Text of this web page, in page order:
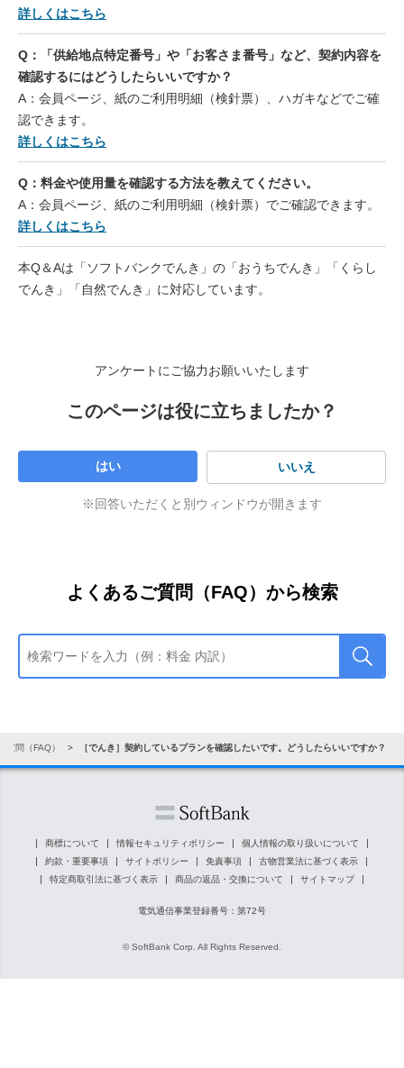
詳しくはこちら
Q：「供給地点特定番号」や「お客さま番号」など、契約内容を
確認するにはどうしたらいいですか？
A：会員ページ、紙のご利用明細（検針票）、ハガキなどでご確
認できます。
詳しくはこちら
Q：料金や使用量を確認する方法を教えてください。
A：会員ページ、紙のご利用明細（検針票）でご確認できます。
詳しくはこちら
本Q＆Aは「ソフトバンクでんき」の「おうちでんき」「くらし
でんき」「自然でんき」に対応しています。
アンケートにご協力お願いいたします
このページは役に立ちましたか？
はい いいえ
※回答いただくと別ウィンドウが開きます
よくあるご質問（FAQ）から検索
質問（FAQ） ［でんき］契約しているプランを確認したいです。どうしたらいいですか？
商標について 情報セキュリティポリシー
個人情報の取り扱いについて
約款・重要事項
サイトポリシー 免責事項
古物営業法に基づく表示
特定商取引法に基づく表示
商品の返品・交換について サイトマップ
電気通信事業登録番号：第72号
© SoftBank Corp. All Rights Reserved.